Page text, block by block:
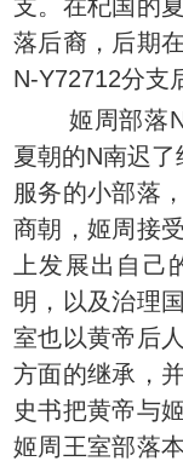
支。在杞国的
落后裔，后期
N-Y72712分支
姬周部落N-
夏朝的N南迟
服务的小部落
商朝，姬周接
上发展出自
明，以及治理
室也以黄帝后
方面的继承，
史书把黄帝与
姬周王室部落